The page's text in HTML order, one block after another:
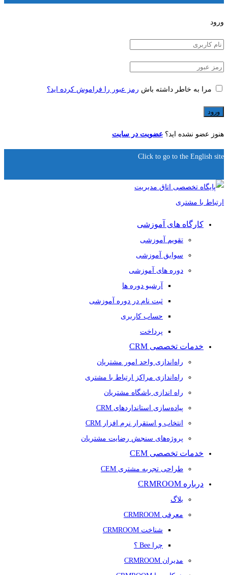
ورود
مرا به خاطر داشته باش رمز عبور را فراموش کرده اید؟
هنوز عضو نشده اید؟ عضویت در سایت
Click to go to the English site
کارگاه های آموزشی
تقویم آموزشی
سوابق آموزشی
دوره های آموزشی
آرشیو دوره ها
ثبت نام در دوره آموزشی
حساب کاربری
پرداخت
خدمات تخصصی CRM
راه‌اندازی واحد امور مشتریان
راه‌اندازی مراکز ارتباط با مشتری
راه اندازی باشگاه مشتریان
پیاده‌سازی استانداردهای CRM
انتخاب و استقرار نرم افزار CRM
پروژه‌های سنجش رضایت مشتریان
خدمات تخصصی CEM
طراحی تجربه مشتری CEM
درباره CRMROOM
بلاگ
معرفی CRMROOM
شناخت CRMROOM
چرا Bee ؟
مدیران CRMROOM